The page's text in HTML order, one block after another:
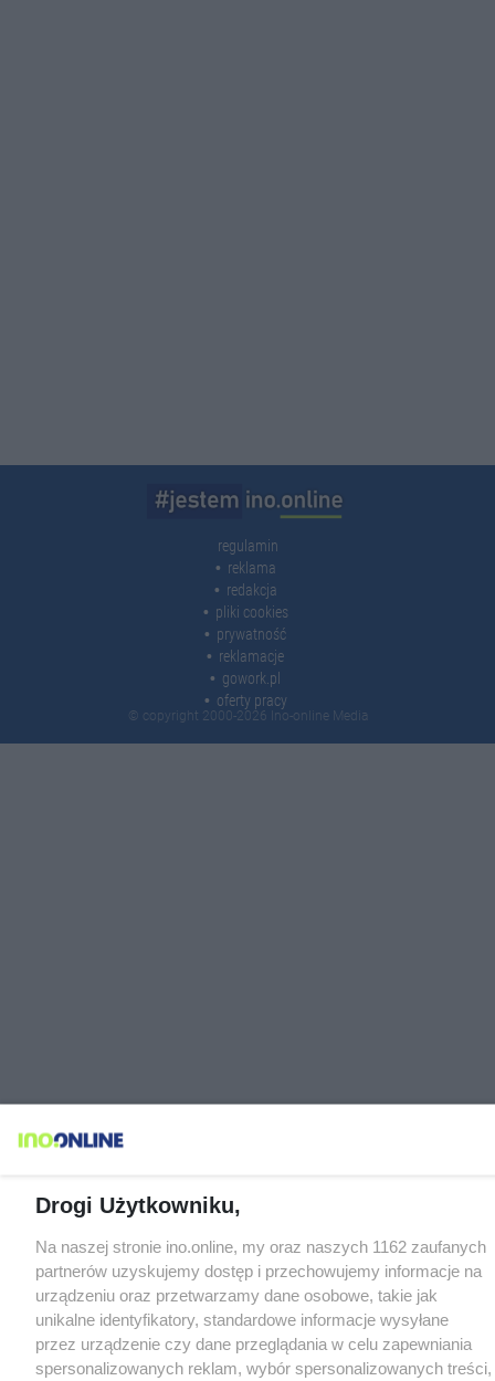
regulamin
reklama
redakcja
pliki cookies
prywatność
reklamacje
gowork.pl
oferty pracy
© copyright 2000-2026 Ino-online Media
Drogi Użytkowniku,
Na naszej stronie ino.online, my oraz naszych 1162 zaufanych
partnerów uzyskujemy dostęp i przechowujemy informacje na
urządzeniu oraz przetwarzamy dane osobowe, takie jak
unikalne identyfikatory, standardowe informacje wysyłane
przez urządzenie czy dane przeglądania w celu zapewniania
spersonalizowanych reklam, wybór spersonalizowanych treści,